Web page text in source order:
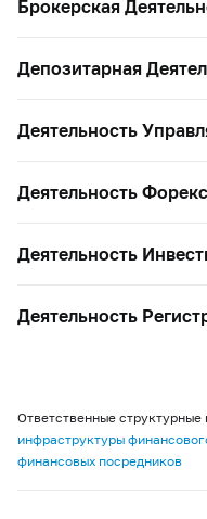
Брокерская
Депозитарная
Деятельность
Деятельность
Деятельность
Деятельность
Ответственные структурные
инфраструктуры
финансовых посредников